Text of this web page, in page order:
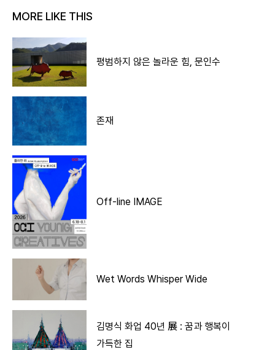
MORE LIKE THIS
평범하지 않은 놀라운 힘, 문인수
존재
Off-line IMAGE
Wet Words Whisper Wide
김명식 화업 40년 展 : 꿈과 행복이
가득한 집